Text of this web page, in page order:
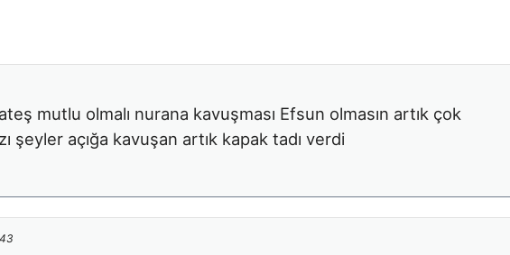
mutlu olmalı nurana kavuşması Efsun olmasın artık çok
şeyler açığa kavuşan artık kapak tadı verdi